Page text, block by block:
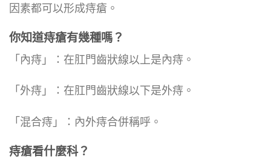
因素都可以形成痔瘡。
你知道痔瘡有幾種嗎？
「內痔」：在肛門齒狀線以上是內痔。
「外痔」：在肛門齒狀線以下是外痔。
「混合痔」：內外痔合併稱呼。
痔瘡看什麼科？